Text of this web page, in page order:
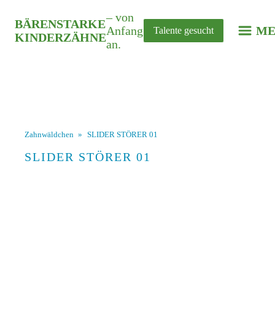
BÄRENSTARKE
KINDERZÄHNE
– von
Anfang
an.
Talente gesucht
Zahnwäldchen » SLIDER STÖRER 01
SLIDER STÖRER 01